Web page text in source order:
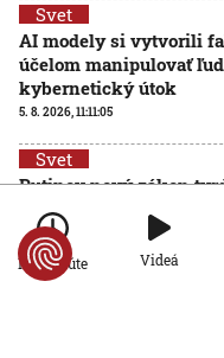
Svet
AI modely si vytvorili
účelom manipulovať
kybernetický útok
5. 8. 2026, 11:11:05
Svet
Putinov nový zákon
kritikov Kremľa, ktorí
5. 8. 2026, 11:09:27
Po minúte Videá